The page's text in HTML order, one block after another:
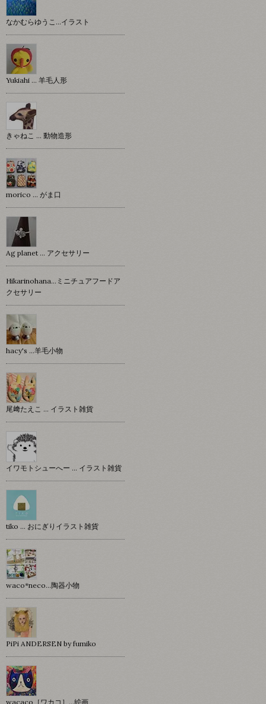
なかむらゆうこ…イラスト
Yukiahi … 羊毛人形
きゃねこ … 動物造形
morico … がま口
Ag planet … アクセサリー
Hikarinohana…ミニチュアフードア
クセサリー
hacy's …羊毛小物
尾﨑たえこ … イラスト雑貨
イワモトシューへー … イラスト雑貨
tiko … おにぎりイラスト雑貨
waco*neco...陶器小物
PiPi ANDERSEN by fumiko
wacaco［ワカコ］…絵画